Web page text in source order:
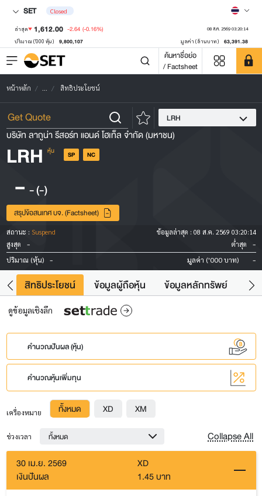
SET Closed
ล่าสุด 1,612.00 -2.64 (-0.16%) 08 ส.ค. 2569 03:20:14
ปริมาณ ('000 หุ้น) 9,800,107 มูลค่า (ล้านบาท) 63,391.38
ค้นหาชื่อย่อ
/ Factsheet
หน้าหลัก ... สิทธิประโยชน์
LRH
บริษัท ลากูน่า รีสอร์ท แอนด์ โฮเท็ล จำกัด (มหาชน)
LRH หุ้น SP NC
- -(-)
สรุปข้อสนเทศ บจ. (Factsheet)
สถานะ : Suspend ข้อมูลล่าสุด : 08 ส.ค. 2569 03:20:14
สูงสุด
- ต่ำสุด -
ปริมาณ (หุ้น) - มูลค่า ('000 บาท) -
สิทธิประโยชน์ ข้อมูลผู้ถือหุ้น ข้อมูลหลักทรัพย์
ดูข้อมูลเชิงลึก
คำนวณปันผล (หุ้น)
คำนวณหุ้นเพิ่มทุน
เครื่องหมาย ทั้งหมด XD XM
ช่วงเวลา ทั้งหมด Collapse All
30 เม.ย. 2569
XD
เงินปันผล
1.45 บาท